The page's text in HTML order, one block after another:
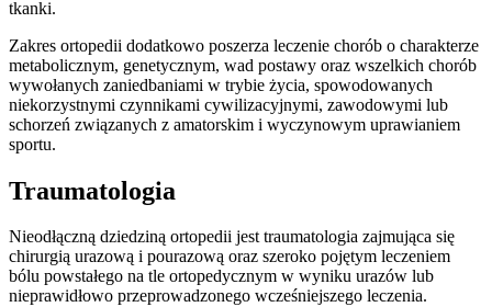
tkanki.
Zakres ortopedii dodatkowo poszerza leczenie chorób o charakterze
metabolicznym, genetycznym, wad postawy oraz wszelkich chorób
wywołanych zaniedbaniami w trybie życia, spowodowanych
niekorzystnymi czynnikami cywilizacyjnymi, zawodowymi lub
schorzeń związanych z amatorskim i wyczynowym uprawianiem
sportu.
Traumatologia
Nieodłączną dziedziną ortopedii jest traumatologia zajmująca się
chirurgią urazową i pourazową oraz szeroko pojętym leczeniem
bólu powstałego na tle ortopedycznym w wyniku urazów lub
nieprawidłowo przeprowadzonego wcześniejszego leczenia.